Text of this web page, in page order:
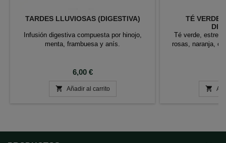
TARDES LLUVIOSAS (DIGESTIVA)
Infusión digestiva compuesta por hinojo,
menta, frambuesa y anís.
Precio
6,00 €
 Añadir al carrito
TÉ VERDE
Té verde,
rosas, naranja,
